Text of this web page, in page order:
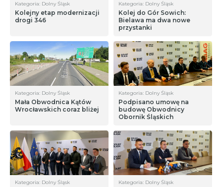
Kategoria: Dolny Śląsk
Kolejny etap modernizacji
drogi 346
Kategoria: Dolny Śląsk
Kolej do Gór Sowich:
Bielawa ma dwa nowe
przystanki
Kategoria: Dolny Śląsk
Mała Obwodnica Kątów
Wrocławskich coraz bliżej
Kategoria: Dolny Śląsk
Podpisano umowę na
budowę Obwodnicy
Obornik Śląskich
Kategoria: Dolny Śląsk Kategoria: Dolny Śląsk